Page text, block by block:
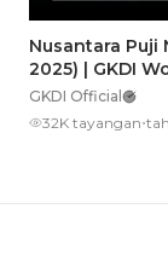
Nusantara Puji
2025) | GKDI
Project
GKDI Official
32K tayangan•